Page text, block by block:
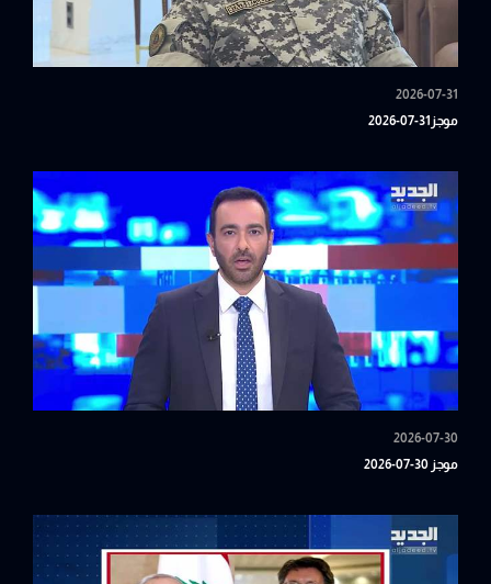
2026-07-31
موجز31-07-2026
2026-07-30
موجز 30-07-2026